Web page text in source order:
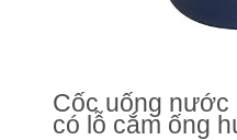
Cốc uống nước
có lỗ cắm ống